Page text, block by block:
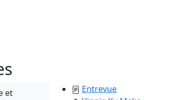
et
Entrevue